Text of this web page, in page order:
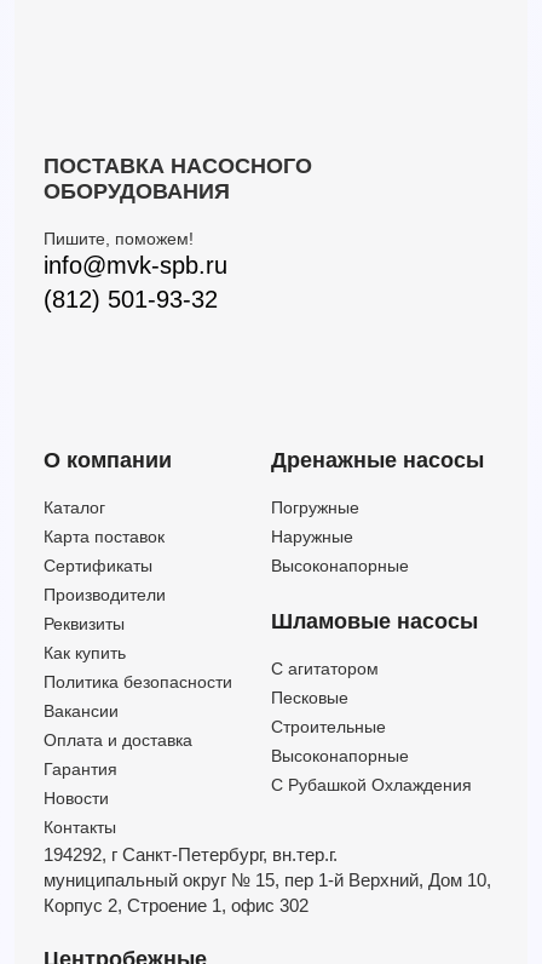
ПОСТАВКА НАСОСНОГО
ОБОРУДОВАНИЯ
Пишите, поможем!
info@mvk-spb.ru
(812) 501-93-32
О компании
Каталог
Карта поставок
Сертификаты
Производители
Реквизиты
Как купить
Политика безопасности
Вакансии
Оплата и доставка
Гарантия
Новости
Контакты
Дренажные насосы
Погружные
Наружные
Высоконапорные
Шламовые насосы
C агитатором
Песковые
Строительные
Высоконапорные
С Рубашкой Охлаждения
194292, г Санкт-Петербург, вн.тер.г.
муниципальный округ № 15, пер 1-й Верхний, Дом 10,
Корпус 2, Строение 1, офис 302